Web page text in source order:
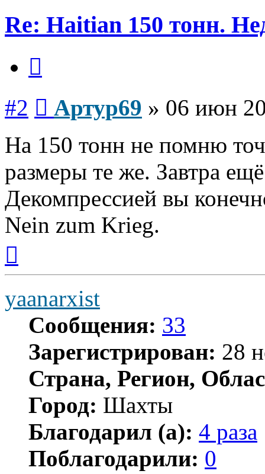
Re: Haitian 150 тонн.
#2 Артур69 » 06 июн
На 150 тонн не помню
размеры те же. Завтра
Декомпрессией вы
Nein zum Krieg.
началу
yaanarxist
Сообщения: 33
Зарегистрирован: 28
Страна, Регион,
Город: Шахты
Благодарил (а): 4 раза
Поблагодарили: 0